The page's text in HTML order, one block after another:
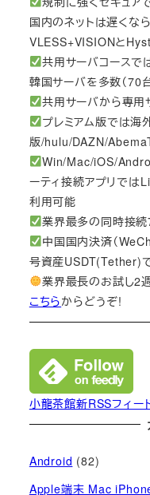
国内のネットは遅くな
VLESS+VISIONと
共用サーバコース
韓国サーバを多数（70
共用サーバから専用
プレミアム版では
版/hulu/DAZN/
Win/Mac/iOS/
ーティ接続アプリで
利用可能
業界最多の同時接続
中国国内決済（
号資産USDT(Tether)
業界最長のお試し2
こちらからどうぞ!
小龍茶館新RSSフィー
Android (82)
Apple端末 Mac